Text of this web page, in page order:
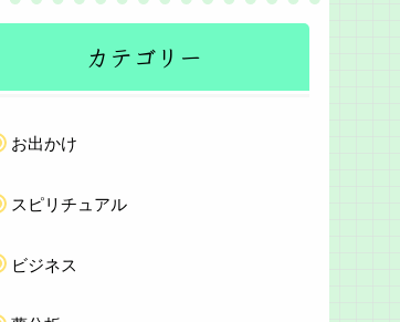
カテゴリー
お出かけ
スピリチュアル
ビジネス